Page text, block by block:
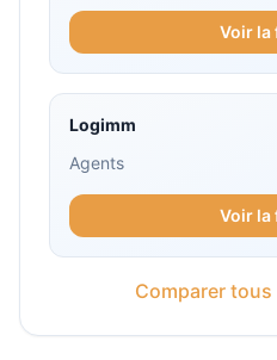
Voir la
Logimm
Agents
Voir la
Comparer tous